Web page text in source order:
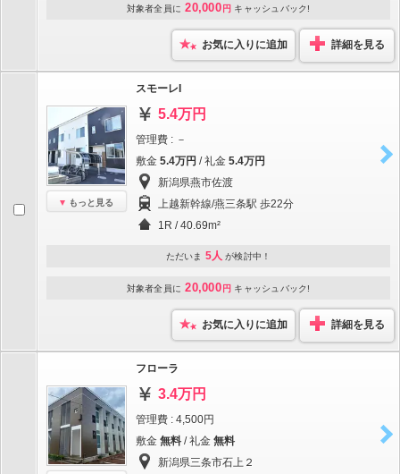
対象者全員に 20,000 円 キャッシュバック!
お気に入りに追加 詳細を見る
もっと見る
スモーレI
5.4万円
管理費 : －
敷金 5.4万円 / 礼金 5.4万円
新潟県燕市佐渡
上越新幹線/燕三条駅 歩22分
1R / 40.69m²
ただいま 5人 が検討中！
対象者全員に 20,000 円 キャッシュバック!
お気に入りに追加 詳細を見る
フローラ
3.4万円
管理費 : 4,500円
敷金 無料 / 礼金 無料
新潟県三条市石上２